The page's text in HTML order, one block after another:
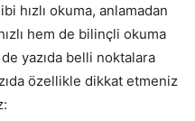
hızlı okuma, anlamadan
hem de bilinçli okuma
yazıda belli noktalara
özellikle dikkat etmeniz